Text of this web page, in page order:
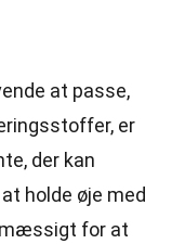
at passe,
er
der kan
holde øje med
for at